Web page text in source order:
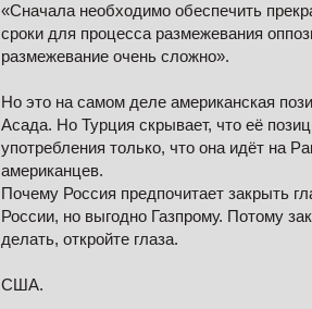
«Сначала необходимо обеспечить
сроки для процесса размежевания
размежевание очень сложно».
Но это на самом деле американская
Асада. Но Турция скрывает, что её
употребления только, что она идёт на
американцев.
Почему Россия предпочитает закрыть
России, но выгодно Газпрому. Потому
делать, откройте глаза.
США.